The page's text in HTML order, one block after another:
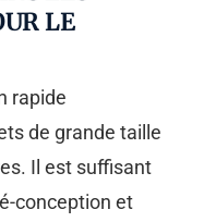
LE
rapide
de grande taille
Il est suffisant
conception et